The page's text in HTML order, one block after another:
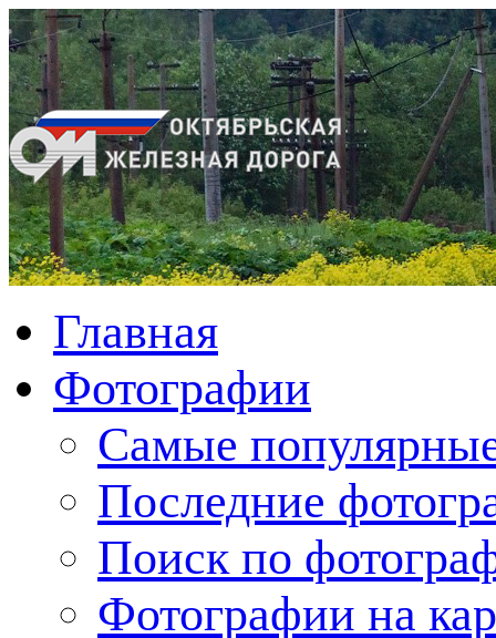
Главная
Фотографии
Cамые
Последние
Поиск по
Фотографии на